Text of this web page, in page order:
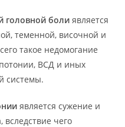
головной боли является
теменной, височной и
такое недомогание
ВСД и иных
системы.
является сужение и
вследствие чего